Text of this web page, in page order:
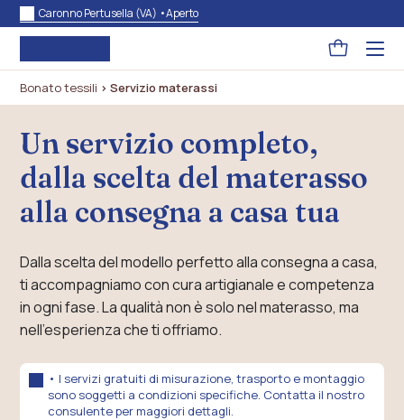
Caronno Pertusella (VA) •Aperto
Pagina
carrello
Bonato tessili >Servizio materassi
Un servizio completo,
dalla scelta del materasso
alla consegna a casa tua
Dalla scelta del modello perfetto alla consegna a casa,
ti accompagniamo con cura artigianale e competenza
in ogni fase. La qualità non è solo nel materasso, ma
nell’esperienza che ti offriamo.
• I servizi gratuiti di misurazione, trasporto e montaggio
sono soggetti a condizioni specifiche. Contatta il nostro
consulente per maggiori dettagli.